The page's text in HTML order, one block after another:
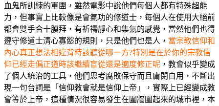
血鬼所訓練的軍團，雖然電影中說他們每個人都有特殊超能
力，但事實上比較像是會氣功的修道士，每個人在使用大絕前
都會雙手合十膜拜，有祈禱靜心和集氣的感覺，當然他們也得
遵守修道士清心寡慾的規則，只是他們也是人， 當宗教信仰和
內心真正想法相違背時該聽從哪一方?特別是在於你的宗教信
仰已經走偏正道時該繼續盲從還是適度修正呢 ，教會似乎變成
了個人統治的工具，他們思考腐敗保守而且庸閉自用，不斷出
現一句台詞是「信仰教會就是信仰上帝」，實際上已經變成教
會等於上帝，這種情況很容易發生在圍牆圍起來的城市裡，本